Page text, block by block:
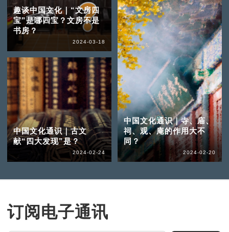
趣谈中国文化｜“文房四
宝”是哪四宝？文房不是
书房？
2024-03-18
中国文化通识｜古文
献“四大发现”是？
2024-02-24
中国文化通识｜寺、庙、
祠、观、庵的作用大不
同？
2024-02-20
订阅电子通讯